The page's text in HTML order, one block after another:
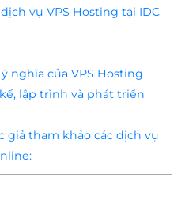
vụ VPS Hosting tại IDC
nghĩa của VPS Hosting
lập trình và phát triển
giả tham khảo các dịch vụ